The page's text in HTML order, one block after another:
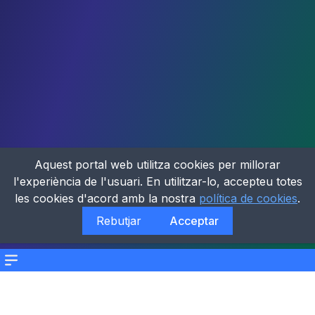
Menu
Aquest portal web utilitza cookies per millorar
l'experiència de l'usuari. En utilitzar-lo, accepteu totes
les cookies d'acord amb la nostra política de cookies.
Rebutjar
Acceptar